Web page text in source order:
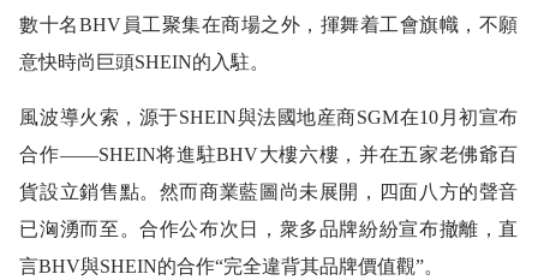
數十名BHV員工聚集在商場之外，揮舞着工會旗幟，不願
意快時尚巨頭SHEIN的入駐。
風波導火索，源于SHEIN與法國地産商SGM在10月初宣布
合作——SHEIN将進駐BHV大樓六樓，并在五家老佛爺百
貨設立銷售點。然而商業藍圖尚未展開，四面八方的聲音
已洶湧而至。合作公布次日，衆多品牌紛紛宣布撤離，直
言BHV與SHEIN的合作“完全違背其品牌價值觀”。